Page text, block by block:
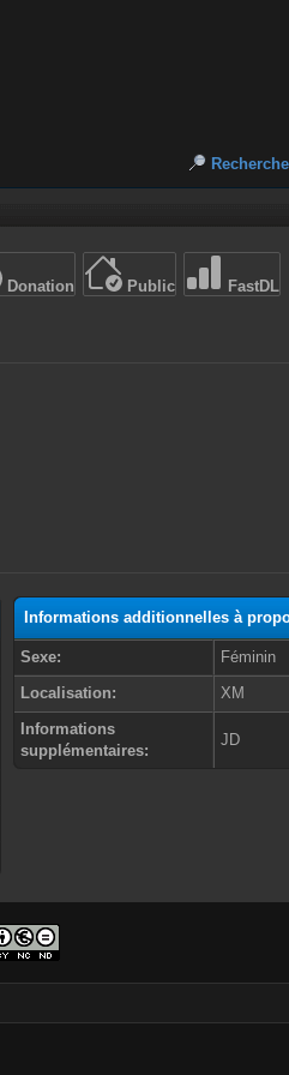
Recherche
Donation Public FastDL
Informations additionnelles à
Sexe:
Féminin
Localisation:
XM
Informations
supplémentaires:
JD